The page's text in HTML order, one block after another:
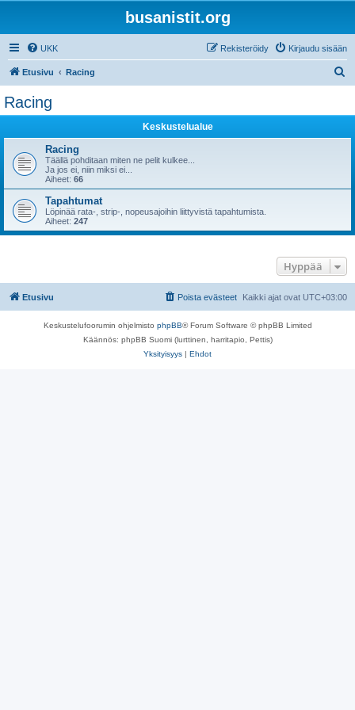
busanistit.org
UKK Kirjaudu sisään
Rekisteröidy
Etusivu Racing
Racing
Keskustelualue
Racing
Täällä pohditaan miten ne pelit kulkee...
Ja jos ei, niin miksi ei...
Aiheet: 66
Tapahtumat
Löpinää rata-, strip-, nopeusajoihin liittyvistä tapahtumista.
Aiheet: 247
Hyppää
Etusivu Kaikki ajat ovat UTC+03:00
Poista evästeet
Keskustelufoorumin ohjelmisto phpBB® Forum Software © phpBB Limited
Käännös: phpBB Suomi (lurttinen, harritapio, Pettis)
Yksityisyys | Ehdot